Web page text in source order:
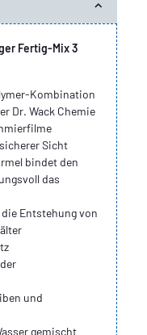
Fertig-Mix 3
Kombination
Dr. Wack Chemie
Sicht
bindet den
das
Entstehung von
und
gemischt